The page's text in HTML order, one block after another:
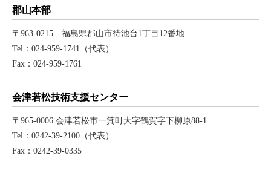
郡山本部
〒963-0215 福島県郡山市待池台1丁目12番地
Tel：024-959-1741（代表）
Fax：024-959-1761
会津若松技術支援センター
〒965-0006 会津若松市一箕町大字鶴賀字下柳原88-1
Tel：0242-39-2100（代表）
Fax：0242-39-0335